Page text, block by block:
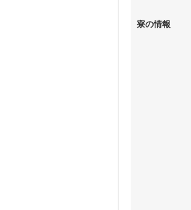
寮の情報